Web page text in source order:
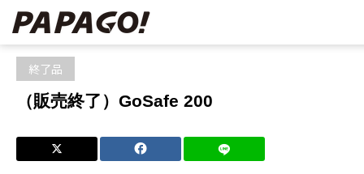
ブログ 終了品
終了品
（販売終了）GoSafe 200